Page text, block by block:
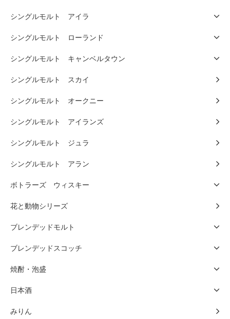
シングルモルト アイラ
シングルモルト ローランド
シングルモルト キャンベルタウン
シングルモルト スカイ
シングルモルト オークニー
シングルモルト アイランズ
シングルモルト ジュラ
シングルモルト アラン
ボトラーズ ウィスキー
花と動物シリーズ
ブレンデッドモルト
ブレンデッドスコッチ
焼酎・泡盛
日本酒
みりん